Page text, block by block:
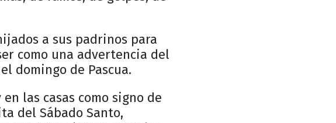
a sus padrinos para
como una advertencia del
domingo de Pascua.
las casas como signo de
del Sábado Santo,